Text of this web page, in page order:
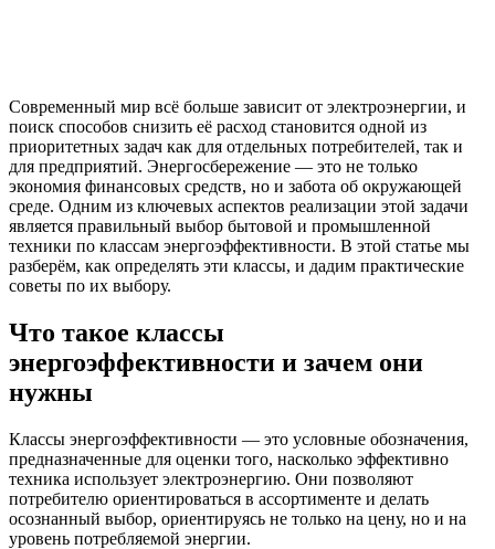
Современный мир всё больше зависит от электроэнергии, и
поиск способов снизить её расход становится одной из
приоритетных задач как для отдельных потребителей, так и
для предприятий. Энергосбережение — это не только
экономия финансовых средств, но и забота об окружающей
среде. Одним из ключевых аспектов реализации этой задачи
является правильный выбор бытовой и промышленной
техники по классам энергоэффективности. В этой статье мы
разберём, как определять эти классы, и дадим практические
советы по их выбору.
Что такое классы
энергоэффективности и зачем они
нужны
Классы энергоэффективности — это условные обозначения,
предназначенные для оценки того, насколько эффективно
техника использует электроэнергию. Они позволяют
потребителю ориентироваться в ассортименте и делать
осознанный выбор, ориентируясь не только на цену, но и на
уровень потребляемой энергии.